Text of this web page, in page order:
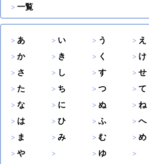
一覧
あ い う え
か
き く け
さ
し す せ
た
ち つ て
な
に ぬ ね
は
ひ ふ へ
ま
み む め
や
ゆ